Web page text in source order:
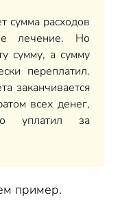
сумма расходов
лечение. Но
сумму, а сумму
переплатил.
заканчивается
всех денег,
уплатил за
пример.